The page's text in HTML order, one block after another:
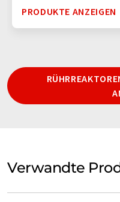
PRODUKTE ANZEIGEN
Verwandte